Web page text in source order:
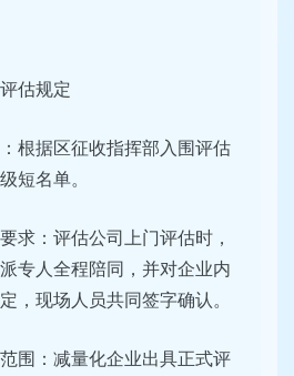
估规定
根据区征收指挥部入围评估
短名单。
求：评估公司上门评估时，
专人全程陪同，并对企业内
，现场人员共同签字确认。
围：减量化企业出具正式评